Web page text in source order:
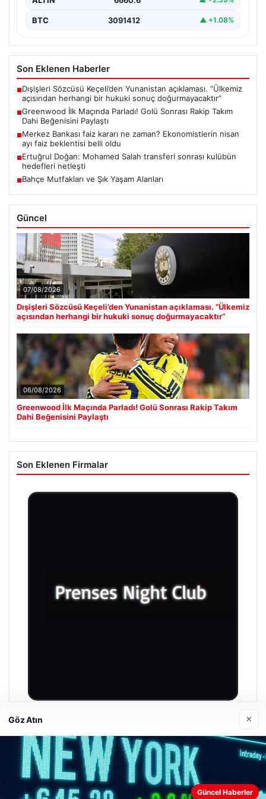
BTC 3091412 ▲ +1.08%
Son Eklenen Haberler
■Dışişleri Sözcüsü Keçeli’den Yunanistan açıklaması. “Ülkemiz
açısından herhangi bir hukuki sonuç doğurmayacaktır”
■Greenwood İlk Maçında Parladı! Golü Sonrası Rakip Takım
Dahi Beğenisini Paylaştı
■Merkez Bankası faiz kararı ne zaman? Ekonomistlerin nisan
ayı faiz beklentisi belli oldu
■Ertuğrul Doğan: Mohamed Salah transferi sonrası kulübün
hedefleri netleşti
■Bahçe Mutfakları ve Şık Yaşam Alanları
Güncel
07/08/2026
Dışişleri Sözcüsü Keçeli’den Yunanistan açıklaması. “Ülkemiz
açısından herhangi bir hukuki sonuç doğurmayacaktır”
06/08/2026
Greenwood İlk Maçında Parladı! Golü Sonrası Rakip Takım
Dahi Beğenisini Paylaştı
Son Eklenen Firmalar
Prenses Night Club
29/04/2026
Web sitemizi nasıl kullandığınızı daha iyi anlayabilmek,
Göz Atın ×
Güncel Haberler